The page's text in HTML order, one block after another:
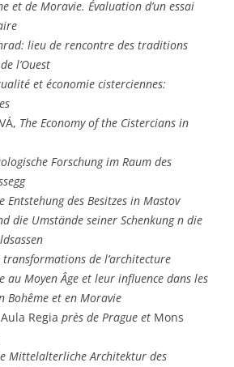
et de Moravie. Évaluation d’un essai
lieu de rencontre des traditions
l’Ouest
et économie cisterciennes:
The Economy of the Cistercians in
Forschung im Raum des
Entstehung des Besitzes in Mastov
die Umstände seiner Schenkung n die
transformations de l’architecture
au Moyen Âge et leur influence dans les
Bohême et en Moravie
Aula Regia près de Prague et Mons
Mittelalterliche Architektur des